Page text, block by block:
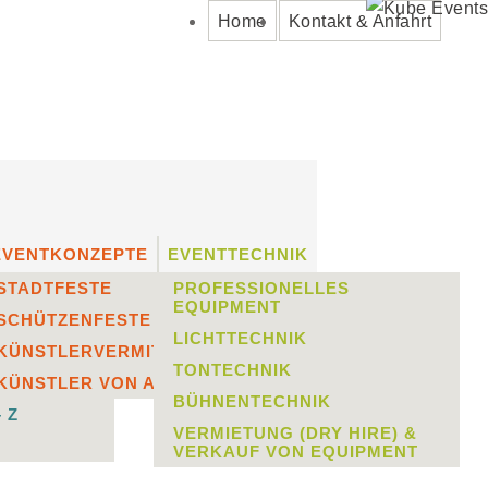
Home Kontakt & Anfahrt
Z
VON A – Z
EVENTTECHNIK
PROFESSIONELLES
EQUIPMENT
LICHTTECHNIK
TONTECHNIK
BÜHNENTECHNIK
VERMIETUNG (DRY HIRE) &
VERKAUF VON EQUIPMENT
Celle
Veranstaltung
natürlich der besten Musik aus